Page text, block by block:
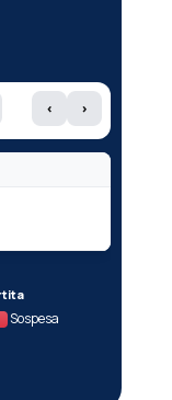
‹ ›
Sospesa